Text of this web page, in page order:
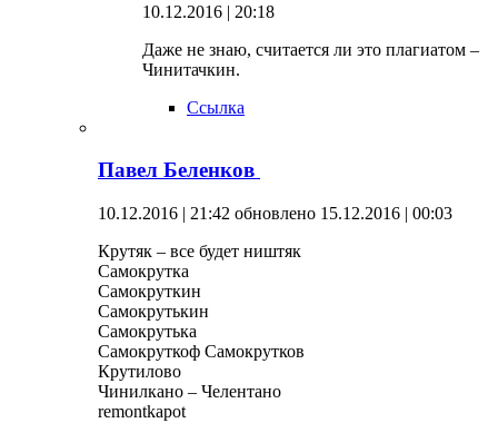
10.12.2016 | 20:18
Даже не знаю, считается ли это плагиатом –
Чинитачкин.
Ссылка
Павел Беленков
10.12.2016 | 21:42 обновлено 15.12.2016 | 00:03
Крутяк – все будет ништяк
Самокрутка
Самокруткин
Самокрутькин
Самокрутька
Самокруткоф Самокрутков
Крутилово
Чинилкано – Челентано
remontkapot